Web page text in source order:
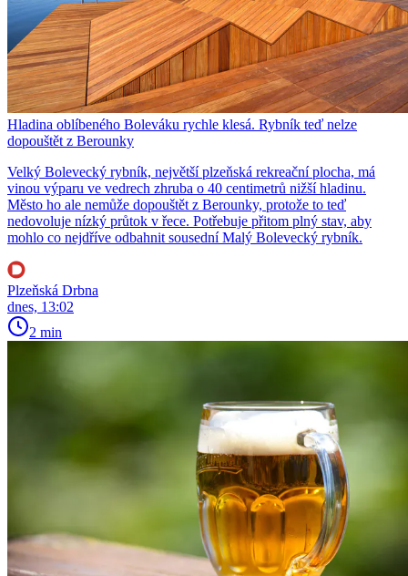
Hladina oblíbeného Boleváku rychle klesá. Rybník teď nelze
dopouštět z Berounky
Velký Bolevecký rybník, největší plzeňská rekreační plocha, má
vinou výparu ve vedrech zhruba o 40 centimetrů nižší hladinu.
Město ho ale nemůže dopouštět z Berounky, protože to teď
nedovoluje nízký průtok v řece. Potřebuje přitom plný stav, aby
mohlo co nejdříve odbahnit sousední Malý Bolevecký rybník.
Plzeňská Drbna
dnes, 13:02
2 min